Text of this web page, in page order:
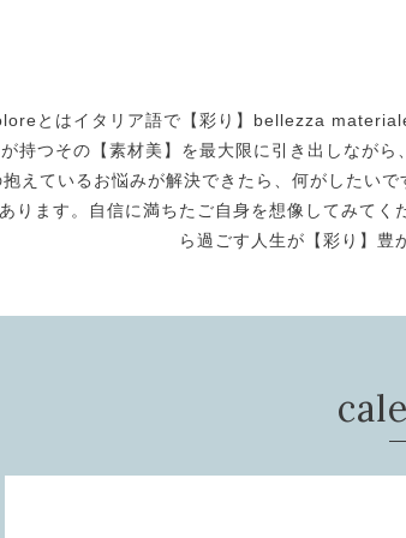
とはイタリア語で【彩り】bellezza
持つその【素材美】を最大限に引き出しなが
抱えているお悩みが解決できたら、何がしたい
ります。自信に満ちたご自身を想像してみて
ら過ごす人生が【彩り】豊